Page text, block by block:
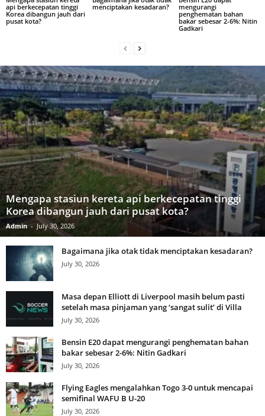
api berkecepatan tinggi
Korea dibangun jauh dari
pusat kota?
menciptakan kesadaran?
mengurangi
penghematan bahan
bakar sebesar 2-6%: Nitin
Gadkari
Mengapa stasiun kereta api berkecepatan tinggi
Korea dibangun jauh dari pusat kota?
Admin - July 30, 2026
Bagaimana jika otak tidak menciptakan kesadaran?
July 30, 2026
Masa depan Elliott di Liverpool masih belum pasti
setelah masa pinjaman yang ‘sangat sulit’ di Villa
July 30, 2026
Bensin E20 dapat mengurangi penghematan bahan
bakar sebesar 2-6%: Nitin Gadkari
July 30, 2026
Flying Eagles mengalahkan Togo 3-0 untuk mencapai
semifinal WAFU B U-20
July 30, 2026